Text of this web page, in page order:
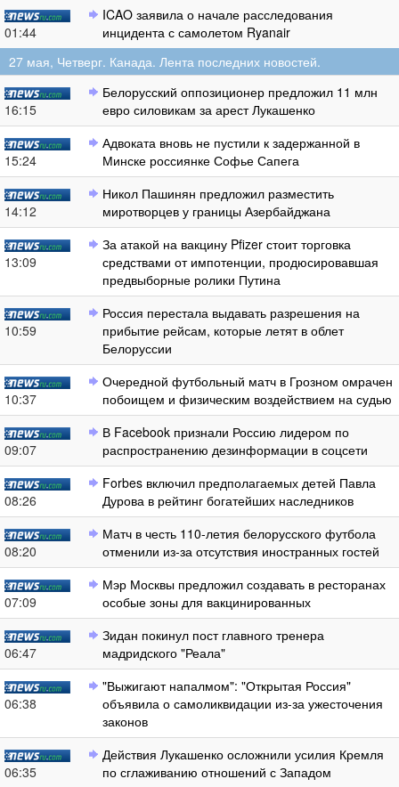
01:44
ICAO заявила о начале расследования
инцидента с самолетом Ryanair
27 мая, Четверг. Канада. Лента последних новостей.
16:15
Белорусский оппозиционер предложил 11 млн
евро силовикам за арест Лукашенко
15:24
Адвоката вновь не пустили к задержанной в
Минске россиянке Софье Сапега
14:12
Никол Пашинян предложил разместить
миротворцев у границы Азербайджана
13:09
За атакой на вакцину Pfizer стоит торговка
средствами от импотенции, продюсировавшая
предвыборные ролики Путина
10:59
Россия перестала выдавать разрешения на
прибытие рейсам, которые летят в облет
Белоруссии
10:37
Очередной футбольный матч в Грозном омрачен
побоищем и физическим воздействием на судью
09:07
В Facebook признали Россию лидером по
распространению дезинформации в соцсети
08:26
Forbes включил предполагаемых детей Павла
Дурова в рейтинг богатейших наследников
08:20
Матч в честь 110-летия белорусского футбола
отменили из-за отсутствия иностранных гостей
07:09
Мэр Москвы предложил создавать в ресторанах
особые зоны для вакцинированных
06:47
Зидан покинул пост главного тренера
мадридского "Реала"
06:38
"Выжигают напалмом": "Открытая Россия"
объявила о самоликвидации из-за ужесточения
законов
06:35
Действия Лукашенко осложнили усилия Кремля
по сглаживанию отношений с Западом